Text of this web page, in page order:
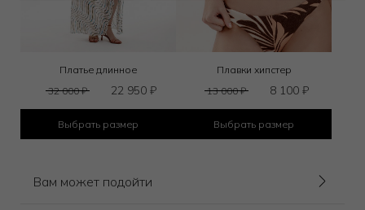
Платье длинное
32 000₽ 22 950₽
Выбрать размер
Плавки хипстер
13 000₽ 8 100₽
Выбрать размер
Вам может подойти